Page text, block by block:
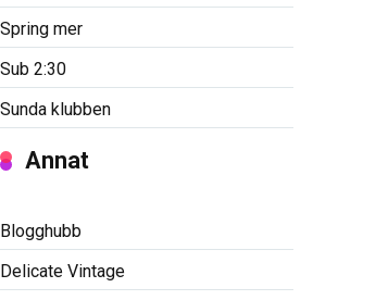
Spring mer
Sub 2:30
Sunda klubben
Annat
Blogghubb
Delicate Vintage